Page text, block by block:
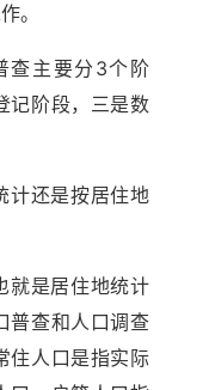
。
查主要分3个阶
记阶段，三是数
计还是按居住地
就是居住地统计
普查和人口调查
住人口是指实际